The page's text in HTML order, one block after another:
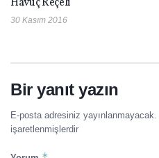
30 Kasım 2016
Bir yanıt yazın
E-posta adresiniz yayınlanmayacak.
işaretlenmişlerdir